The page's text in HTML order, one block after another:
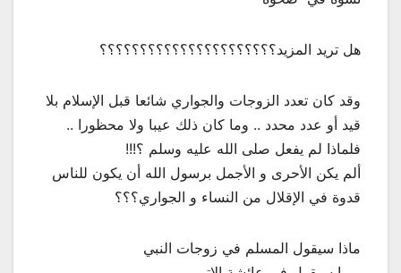
هل تريد المزيد؟؟؟؟؟؟؟؟؟؟؟؟؟؟؟؟؟؟؟؟؟؟
وقد كان تعدد الزوجات والجواري شائعا قبل الإسلام بلا
قيد أو عدد محدد .. وما كان ذلك عيبا ولا محظورا ..
فلماذا لم يفعل صلى الله عليه وسلم ؟!!!
ألم يكن الأحرى و الأجمل برسول الله أن يكون للناس
قدوة في الإقلال من النساء و الجواري؟؟؟
ماذا سيقول المسلم في زوجات النبي